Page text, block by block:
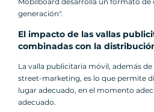
generación".
El impacto de las vallas
combinadas con la
La valla publicitaria móvil, además
street-marketing, es lo que permite
lugar adecuado, en el momento
adecuado.